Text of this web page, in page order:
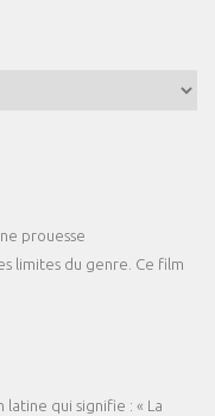
prouesse
limites du genre. Ce film
latine qui signifie : « La